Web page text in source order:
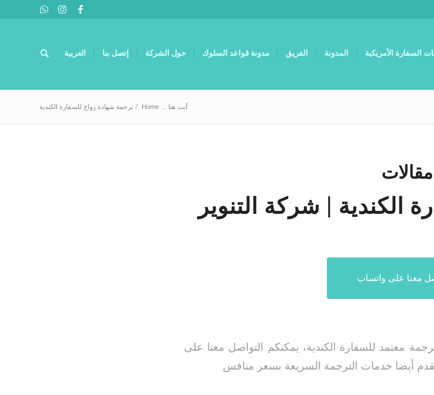
السفارة الأمريكية المدونة الفريق مدونة قواعد السلوك حول الشركة إتصل بنا العربية
أنت هنا .. Home
/ ترجمة شهادة زواج للسفارة الكندية
مقالات
الكندية | شركة التنوير
معنا على واتساب
معتمد للسفارة الكندية، يمكنكم التواصل معنا على
نقدم أيضا خدمات الترجمة السريعة بسعر منافس